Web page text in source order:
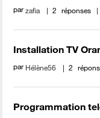
parzafia 2 réponses
Installation TV
par Hélène56 2
Programmation